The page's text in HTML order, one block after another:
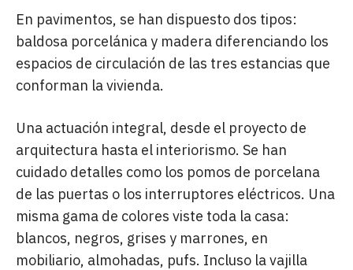
En pavimentos, se han dispuesto dos tipos:
baldosa porcelánica y madera diferenciando los
espacios de circulación de las tres estancias que
conforman la vivienda.
Una actuación integral, desde el proyecto de
arquitectura hasta el interiorismo. Se han
cuidado detalles como los pomos de porcelana
de las puertas o los interruptores eléctricos. Una
misma gama de colores viste toda la casa:
blancos, negros, grises y marrones, en
mobiliario, almohadas, pufs. Incluso la vajilla